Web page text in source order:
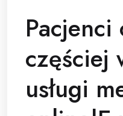
Pacjenci
częściej
usługi